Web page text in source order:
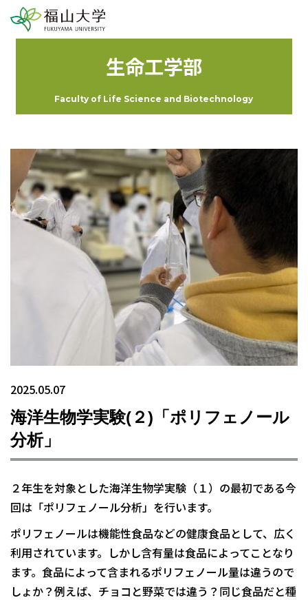
生命工学部
Faculty of Life Science and Biotechnology
2025.05.07
海洋生物学実験(２)「ポリフェノール
分析」
２年生を対象とした海洋生物学実験（１）の最初である今
回は「ポリフェノール分析」を行います。
ポリフェノールは機能性食品などの健康食品として、広く
利用されています。しかし含有量は食品によってことなり
ます。食品によって含まれるポリフェノール量は違うので
しょか？例えば、チョコと野菜では違う？同じ食品だと種